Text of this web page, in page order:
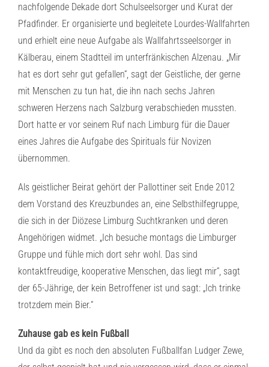
nachfolgende Dekade dort Schulseelsorger und Kurat der
Pfadfinder. Er organisierte und begleitete Lourdes-Wallfahrten
und erhielt eine neue Aufgabe als Wallfahrtsseelsorger in
Kälberau, einem Stadtteil im unterfränkischen Alzenau. „Mir
hat es dort sehr gut gefallen“, sagt der Geistliche, der gerne
mit Menschen zu tun hat, die ihn nach sechs Jahren
schweren Herzens nach Salzburg verabschieden mussten.
Dort hatte er vor seinem Ruf nach Limburg für die Dauer
eines Jahres die Aufgabe des Spirituals für Novizen
übernommen.
Als geistlicher Beirat gehört der Pallottiner seit Ende 2012
dem Vorstand des Kreuzbundes an, eine Selbsthilfegruppe,
die sich in der Diözese Limburg Suchtkranken und deren
Angehörigen widmet. „Ich besuche montags die Limburger
Gruppe und fühle mich dort sehr wohl. Das sind
kontaktfreudige, kooperative Menschen, das liegt mir“, sagt
der 65-Jährige, der kein Betroffener ist und sagt: „Ich trinke
trotzdem mein Bier.“
Zuhause gab es kein Fußball
Und da gibt es noch den absoluten Fußballfan Ludger Zewe,